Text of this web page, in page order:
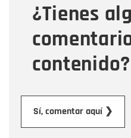
¿Tienes
contenido?
Sí, comentar aquí ❯
Mensaje